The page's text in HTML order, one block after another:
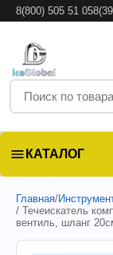
8(800) 505 51 05
КАТАЛОГ
Главная/
/ Течеискатель
вентиль, шланг